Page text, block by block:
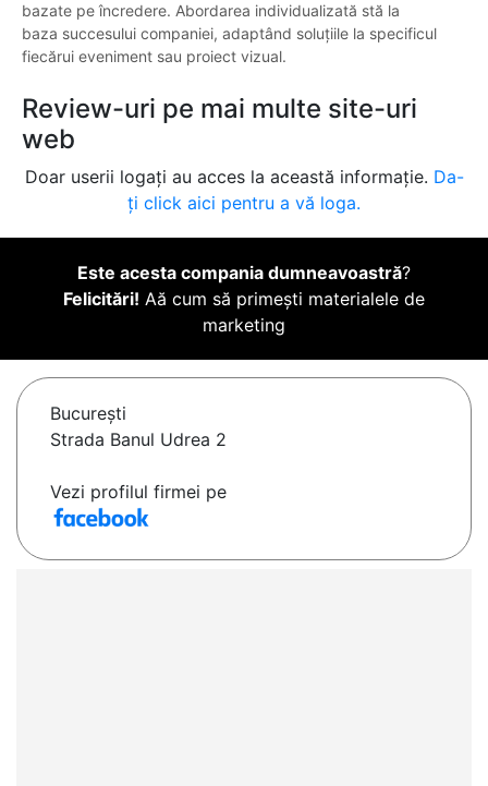
bazate pe încredere. Abordarea individualizată stă la
baza succesului companiei, adaptând soluțiile la specificul
fiecărui eveniment sau proiect vizual.
Review-uri pe mai multe site-uri
web
Doar userii logați au acces la această informație. Da-
ți click aici pentru a vă loga.
Este acesta compania dumneavoastră?
Felicitări! Aă cum să primești materialele de
marketing
Bucureşti
Strada Banul Udrea 2
Vezi profilul firmei pe